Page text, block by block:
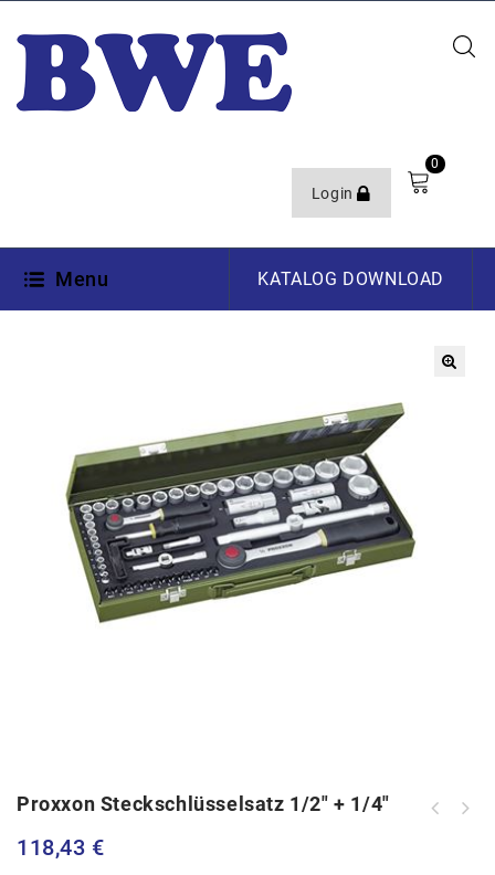
Login
0
Menu KATALOG DOWNLOAD
Proxxon Steckschlüsselsatz 1/2″ + 1/4″
118,43 €